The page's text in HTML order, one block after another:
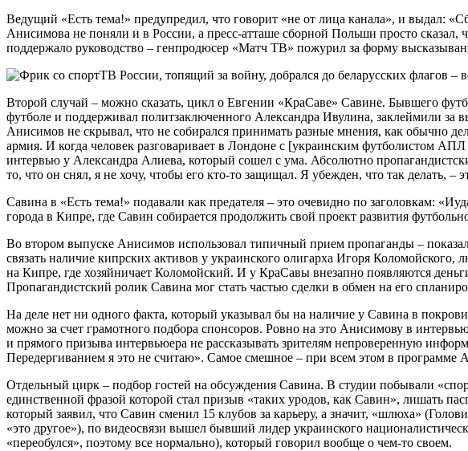
Ведущий «Есть тема!» предупредил, что говорит «не от лица канала», и выдал:
Анисимова не поняли и в России, а пресс-атташе сборной Польши просто
поддержало руководство – генпродюсер «Матч ТВ» пожурил за форму
Второй случай – можно сказать, цикл о Евгении «КраСаве» Савине. Бывшего
футболе и поддерживал политзаключенного Александра Ивулина, заклеймили
Анисимов не скрывал, что не собирался принимать разные мнения, как обычно
армия. И когда человек разговаривает в Лондоне с [украинским футболистом
интервью у Александра Алиева, который сошел с ума. Абсолютно
то, что он снял, я не хочу, чтобы его кто-то защищал. Я убежден, что так делать,
Савина в «Есть тема!» подавали как предателя – это очевидно по заголовкам:
города в Кипре, где Савин собирается продолжить свой проект развития
Во втором выпуске Анисимов использовал типичный прием пропаганды –
связать наличие кипрских активов у украинского олигарха Игоря
на Кипре, где хозяйничает Коломойский. И у КраСавы внезапно появляются
Пропагандистский ролик Савина мог стать частью сделки в обмен на его
На деле нет ни одного факта, который указывал бы на наличие у Савина в
можно за счет грамотного подбора спонсоров. Ровно на это Анисимову в
и прямого призыва интервьюера не рассказывать зрителям непроверенную
Передергиванием я это не считаю». Самое смешное – при всем этом в
Отдельный цирк – подбор гостей на обсуждения Савина. В студии побывали
единственной фразой которой стал призыв «таких уродов, как Савин», лишать
который заявил, что Савин сменил 15 клубов за карьеру, а значит, «шлюха»
«это другое»), по видеосвязи вышел бывший лидер украинского
«переобулся», поэтому все нормально), который говорил вообще о чем-то своем.